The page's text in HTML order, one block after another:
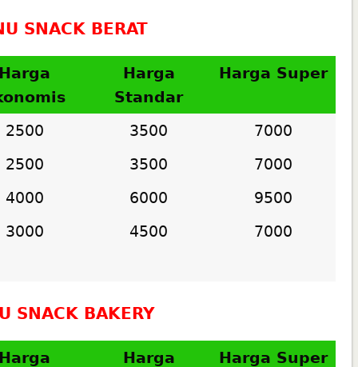
SNACK BERAT
Harga
Standar
Harga Super
2500 3500
7000
2500
3500
7000
4000
6000
9500
3000
4500 7000
SNACK BAKERY
Harga
Harga Super